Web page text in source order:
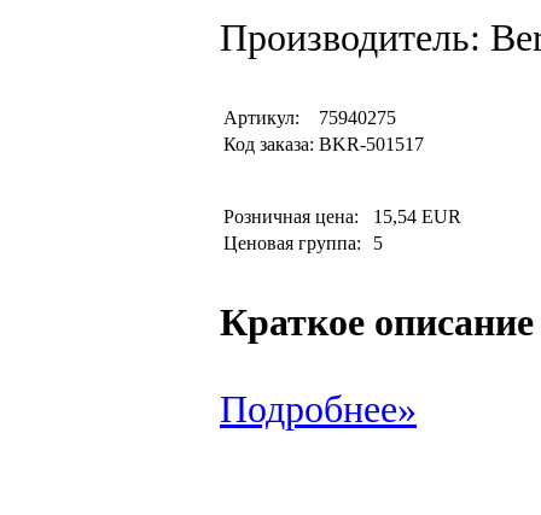
Производитель:
Артикул:
75940275
Код заказа: BKR-501517
Розничная цена:
15,54 EUR
Ценовая группа:
5
Краткое описание
Подробнее»